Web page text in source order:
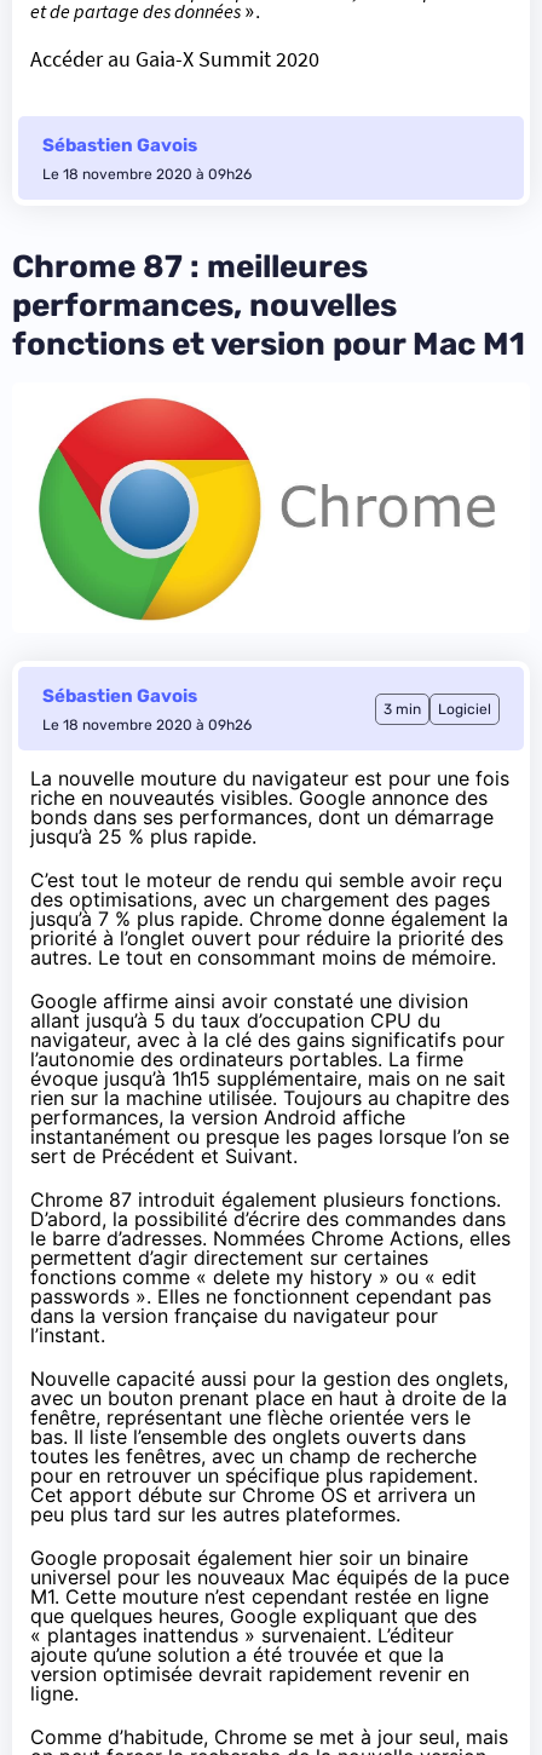
et de partage des données ».
Accéder au Gaia-X Summit 2020
Sébastien Gavois
Le 18 novembre 2020 à 09h26
Chrome 87 : meilleures
performances, nouvelles
fonctions et version pour Mac M1
Sébastien Gavois
Le 18 novembre 2020 à 09h26
3 min Logiciel
La nouvelle mouture du navigateur est pour une fois
riche en nouveautés visibles. Google annonce des
bonds dans ses performances, dont un démarrage
jusqu’à 25 % plus rapide.
C’est tout le moteur de rendu qui semble avoir reçu
des optimisations, avec un chargement des pages
jusqu’à 7 % plus rapide. Chrome donne également la
priorité à l’onglet ouvert pour réduire la priorité des
autres. Le tout en consommant moins de mémoire.
Google affirme ainsi avoir constaté une division
allant jusqu’à 5 du taux d’occupation CPU du
navigateur, avec à la clé des gains significatifs pour
l’autonomie des ordinateurs portables. La firme
évoque jusqu’à 1h15 supplémentaire, mais on ne sait
rien sur la machine utilisée. Toujours au chapitre des
performances, la version Android affiche
instantanément ou presque les pages lorsque l’on se
sert de Précédent et Suivant.
Chrome 87 introduit également plusieurs fonctions.
D’abord, la possibilité d’écrire des commandes dans
le barre d’adresses. Nommées Chrome Actions, elles
permettent d’agir directement sur certaines
fonctions comme « delete my history » ou « edit
passwords ». Elles ne fonctionnent cependant pas
dans la version française du navigateur pour
l’instant.
Nouvelle capacité aussi pour la gestion des onglets,
avec un bouton prenant place en haut à droite de la
fenêtre, représentant une flèche orientée vers le
bas. Il liste l’ensemble des onglets ouverts dans
toutes les fenêtres, avec un champ de recherche
pour en retrouver un spécifique plus rapidement.
Cet apport débute sur Chrome OS et arrivera un
peu plus tard sur les autres plateformes.
Google proposait également hier soir un binaire
universel pour les nouveaux Mac équipés de la puce
M1. Cette mouture n’est cependant restée en ligne
que quelques heures, Google expliquant que des
« plantages inattendus » survenaient. L’éditeur
ajoute qu’une solution a été trouvée et que la
version optimisée devrait rapidement revenir en
ligne.
Comme d’habitude, Chrome se met à jour seul, mais